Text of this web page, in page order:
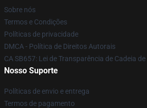
Sobre nós
Termos e Condições
Políticas de privacidade
DMCA - Política de Direitos Autorais
CA SB657: Lei de Transparência de Cadeia
Nosso Suporte
Políticas de envio e entrega
Termos de pagamento